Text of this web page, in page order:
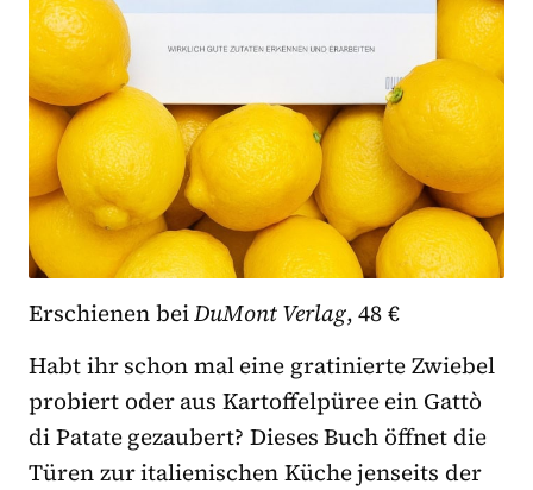
Erschienen beiDuMont Verlag, 48 €
Habt ihr schon mal eine gratinierte Zwiebel
probiert oder aus Kartoffelpüree ein Gattò
di Patate gezaubert? Dieses Buch öffnet die
Türen zur italienischen Küche jenseits der